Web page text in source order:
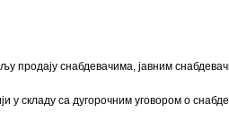
продају снабдевачима, јавним
у складу са дугорочним уговором о